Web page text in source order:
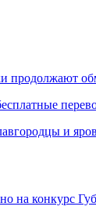
продолжают
и
на конкурс